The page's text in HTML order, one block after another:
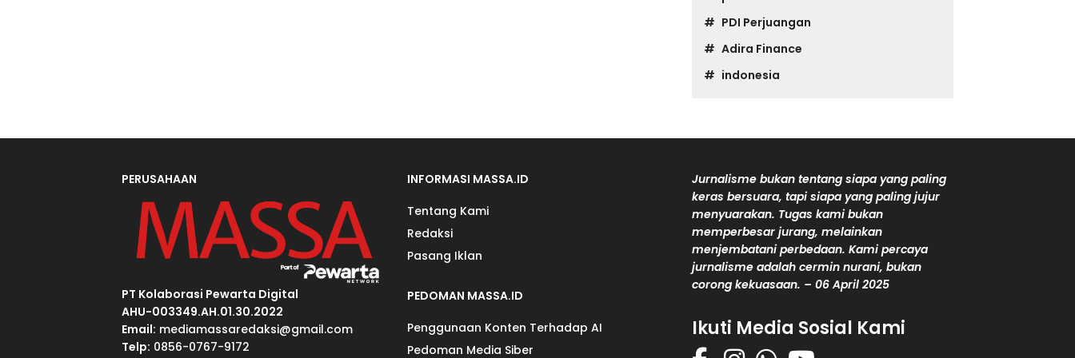
PDI Perjuangan
Adira Finance
indonesia
PERUSAHAAN
PT Kolaborasi Pewarta Digital
AHU-003349.AH.01.30.2022
Email: mediamassaredaksi@gmail.com
Telp: 0856-0767-9172
INFORMASI MASSA.ID
Tentang Kami
Redaksi
Pasang Iklan
PEDOMAN MASSA.ID
Penggunaan Konten Terhadap AI
Pedoman Media Siber
Jurnalisme bukan tentang siapa yang paling
keras bersuara, tapi siapa yang paling jujur
menyuarakan. Tugas kami bukan
memperbesar jurang, melainkan
menjembatani perbedaan. Kami percaya
jurnalisme adalah cermin nurani, bukan
corong kekuasaan. – 06 April 2025
Ikuti Media Sosial Kami